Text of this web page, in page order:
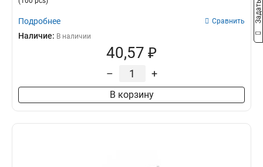
Подробнее Сравнить
Наличие: В наличии
40,57 ₽
– +
В корзину